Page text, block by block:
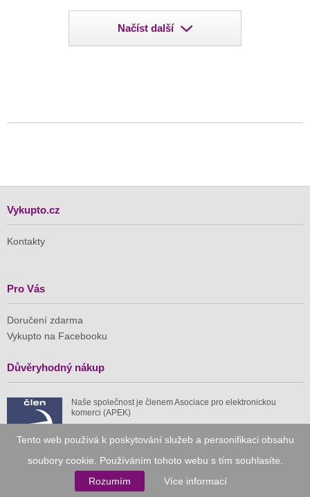
Tento web používá k poskytování služeb a personifikaci obsahu
soubory cookie. Používáním tohoto webu s tím souhlasíte.
Rozumím
Více informací
Načíst další
Vykupto.cz
Kontakty
Pro Vás
Doručení zdarma
Vykupto na Facebooku
Důvěryhodný nákup
Naše společnost je členem Asociace pro elektronickou
komerci (APEK)